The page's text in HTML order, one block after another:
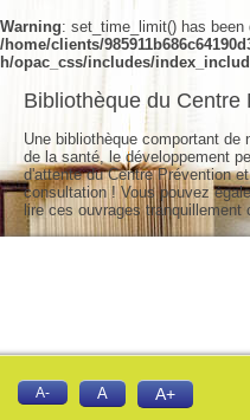
Warning: set_time_limit() has
/home/clients/
h/opac_css/includes/
Bibliothèque du Centre
Une bibliothèque comportant
de la santé, le développement
d'attente du Centre Prévention
consultation ! Vous pouvez
lire ces ouvrages tranquillement
A- A A+